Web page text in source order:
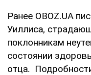
Ранее OBOZ.UA
Уиллиса,
поклонникам
состоянии
отца.